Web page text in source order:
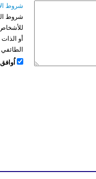
شروط
شروط
أو الذات